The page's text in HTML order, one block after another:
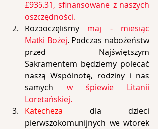
£936.31, sfinansowane z naszych
oszczędności.
Rozpoczęliśmy maj - miesiąc
Matki Bożej. Podczas nabożeństw
przed Najświętszym
Sakramentem będziemy polecać
naszą Wspólnotę, rodziny i nas
samych w śpiewie Litanii
Loretańskiej.
Katecheza dla dzieci
pierwszokomunijnych we wtorek